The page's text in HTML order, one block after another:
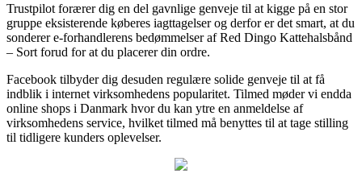
Trustpilot forærer dig en del gavnlige genveje til at kigge på en stor
gruppe eksisterende køberes iagttagelser og derfor er det smart, at du
sonderer e-forhandlerens bedømmelser af Red Dingo Kattehalsbånd
– Sort forud for at du placerer din ordre.
Facebook tilbyder dig desuden regulære solide genveje til at få
indblik i internet virksomhedens popularitet. Tilmed møder vi endda
online shops i Danmark hvor du kan ytre en anmeldelse af
virksomhedens service, hvilket tilmed må benyttes til at tage stilling
til tidligere kunders oplevelser.